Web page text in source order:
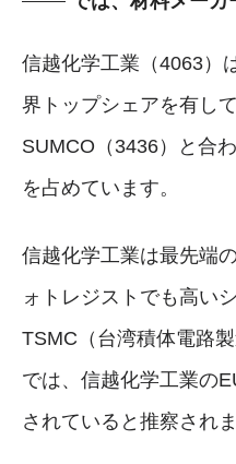
信越化学工業（4063）
界トップシェアを有し
SUMCO（3436）と合
を占めています。
信越化学工業は最先端
ォトレジストでも高い
TSMC（台湾積体電路
では、信越化学工業の
されていると推察されま